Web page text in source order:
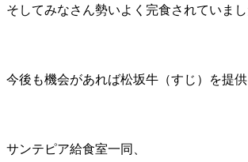
そしてみなさん勢いよく完食されていま
今後も機会があれば松坂牛（すじ）を提供
サンテピア給食室一同、